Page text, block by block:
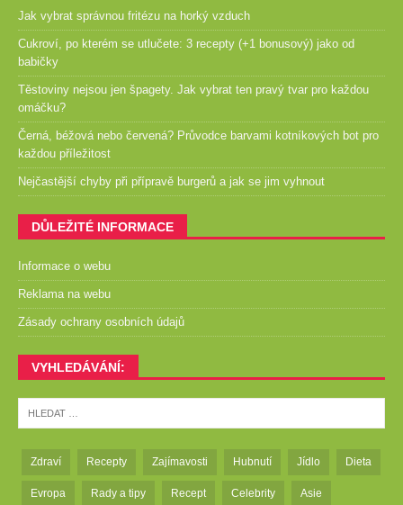
Jak vybrat správnou fritézu na horký vzduch
Cukroví, po kterém se utlučete: 3 recepty (+1 bonusový) jako od
babičky
Těstoviny nejsou jen špagety. Jak vybrat ten pravý tvar pro každou
omáčku?
Černá, béžová nebo červená? Průvodce barvami kotníkových bot pro
každou příležitost
Nejčastější chyby při přípravě burgerů a jak se jim vyhnout
DŮLEŽITÉ INFORMACE
Informace o webu
Reklama na webu
Zásady ochrany osobních údajů
VYHLEDÁVÁNÍ:
Zdraví Recepty Zajímavosti Hubnutí Jídlo Dieta
Evropa Rady a tipy Recept Celebrity Asie